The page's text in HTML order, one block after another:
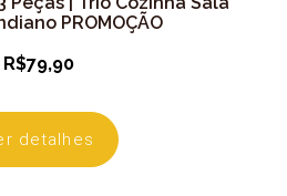
PROMOÇÃO
R$79,90
detalhes